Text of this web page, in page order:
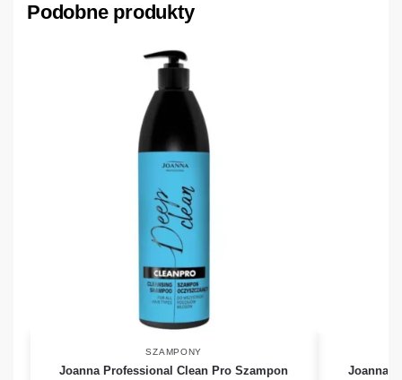
Podobne produkty
SZAMPONY
Joanna Professional Clean Pro Szampon
Joanna